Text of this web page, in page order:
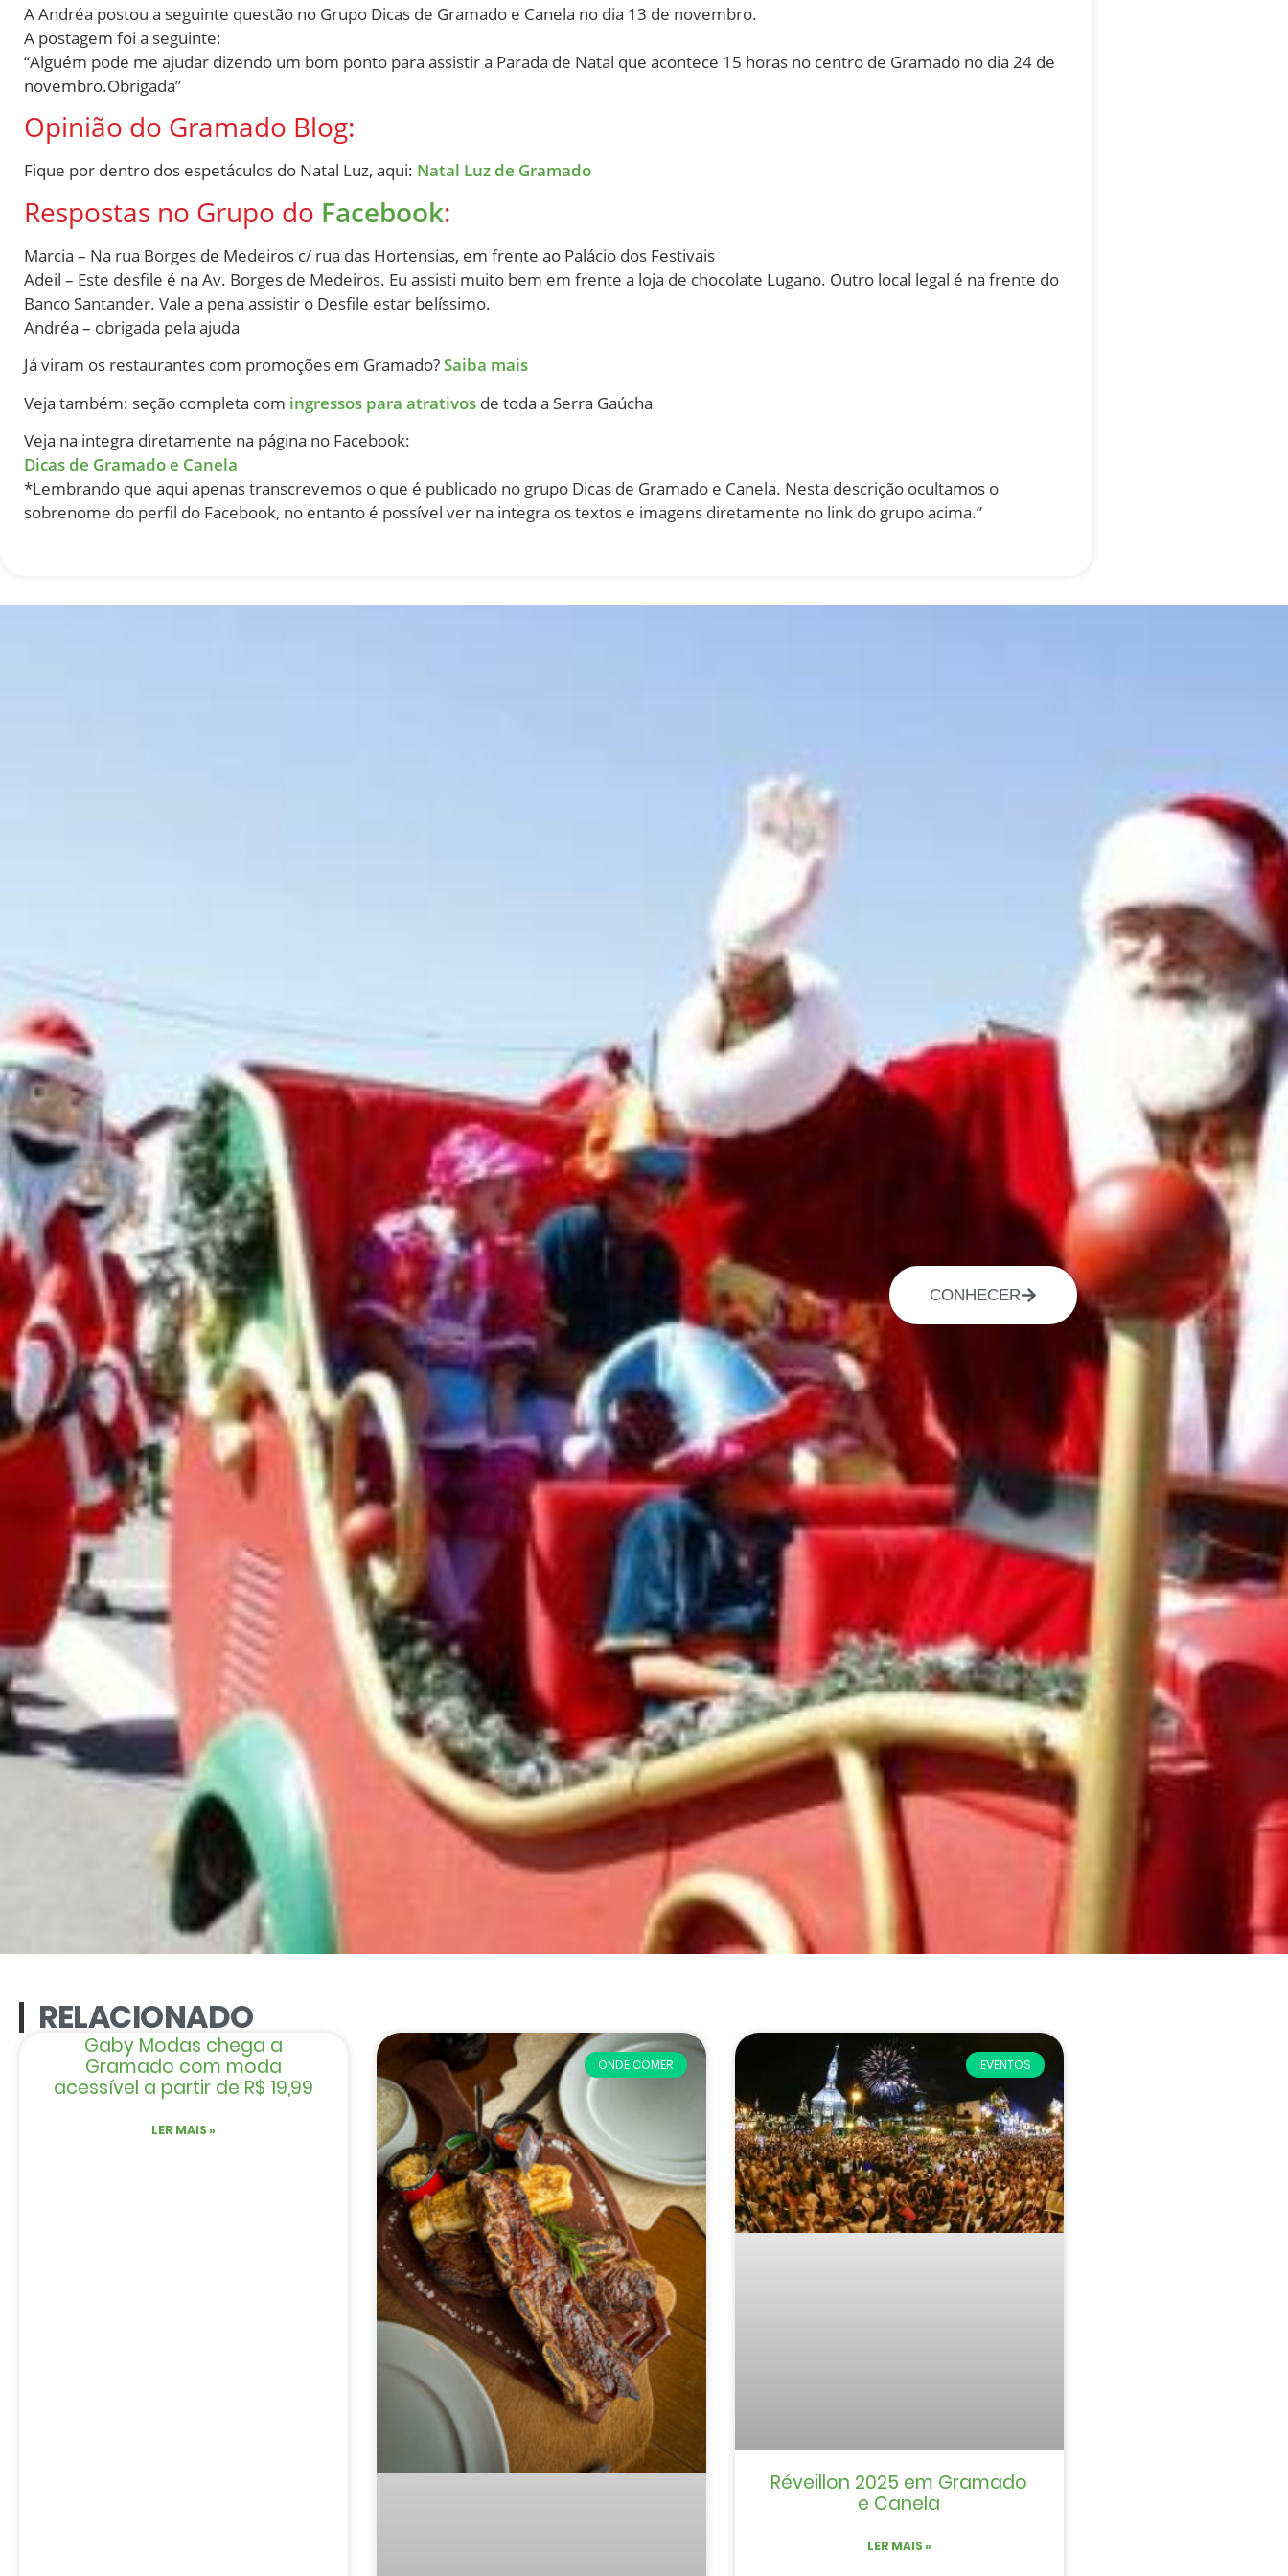
A Andréa postou a seguinte questão no Grupo Dicas de Gramado e Canela no dia 13 de novembro.
A postagem foi a seguinte:
“Alguém pode me ajudar dizendo um bom ponto para assistir a Parada de Natal que acontece 15 horas no centro de Gramado no dia 24 de
novembro.Obrigada”
Opinião do Gramado Blog:
Fique por dentro dos espetáculos do Natal Luz, aqui: Natal Luz de Gramado
Respostas no Grupo do Facebook:
Marcia – Na rua Borges de Medeiros c/ rua das Hortensias, em frente ao Palácio dos Festivais
Adeil – Este desfile é na Av. Borges de Medeiros. Eu assisti muito bem em frente a loja de chocolate Lugano. Outro local legal é na frente do
Banco Santander. Vale a pena assistir o Desfile estar belíssimo.
Andréa – obrigada pela ajuda
Já viram os restaurantes com promoções em Gramado?Saiba mais
Veja também: seção completa com ingressos para atrativos de toda a Serra Gaúcha
Veja na integra diretamente na página no Facebook:
Dicas de Gramado e Canela
*Lembrando que aqui apenas transcrevemos o que é publicado no grupo Dicas de Gramado e Canela. Nesta descrição ocultamos o
sobrenome do perfil do Facebook, no entanto é possível ver na integra os textos e imagens diretamente no link do grupo acima.”
CONHECER
RELACIONADO
Gaby Modas chega a
Gramado com moda
acessível a partir de R$ 19,99
LER MAIS »
ONDE COMER EVENTOS
Réveillon 2025 em Gramado
e Canela
LER MAIS »